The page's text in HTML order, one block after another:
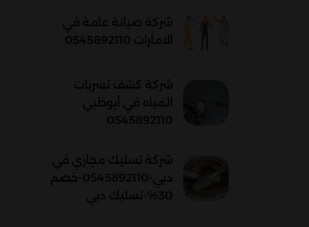
شركة صيانة عامة في
الامارات 0545892110
شركة كشف تسربات
المياه في أبوظبي
0545892110
شركة تسليك مجاري في
دبي-0545892110-خصم
30%-تسليك دبي